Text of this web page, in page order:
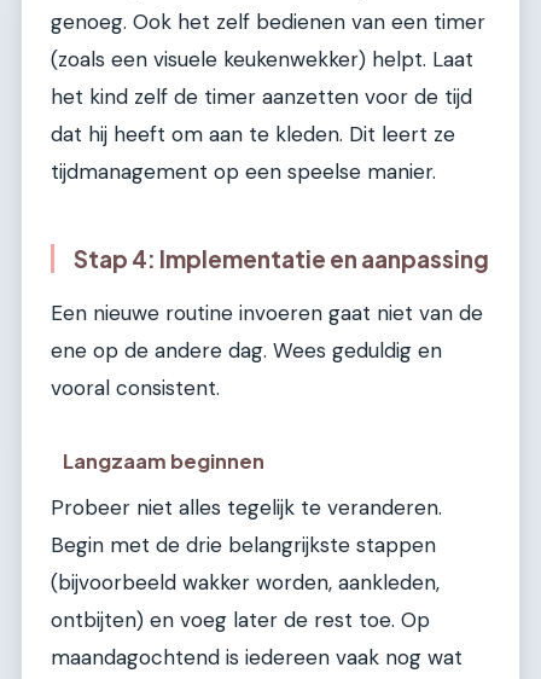
genoeg. Ook het zelf bedienen van een timer
(zoals een visuele keukenwekker) helpt. Laat
het kind zelf de timer aanzetten voor de tijd
dat hij heeft om aan te kleden. Dit leert ze
tijdmanagement op een speelse manier.
Stap 4: Implementatie en aanpassing
Een nieuwe routine invoeren gaat niet van de
ene op de andere dag. Wees geduldig en
vooral consistent.
Langzaam beginnen
Probeer niet alles tegelijk te veranderen.
Begin met de drie belangrijkste stappen
(bijvoorbeeld wakker worden, aankleden,
ontbijten) en voeg later de rest toe. Op
maandagochtend is iedereen vaak nog wat